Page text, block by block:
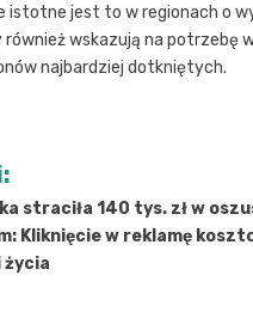
istotne jest to w regionach o
również wskazują na potrzebę
najbardziej dotkniętych.
straciła 140 tys. zł w
Kliknięcie w reklamę
życia